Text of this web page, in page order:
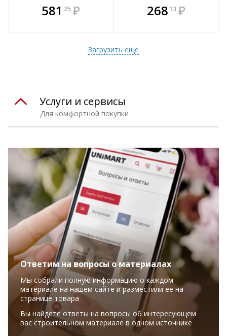
581 25 ₽
В комплекте
всегда выгоднее!
В комплекте
всегда выгоднее!
268 13 ₽
Загрузить еще
Для комфортной покупки
Услуги и сервисы
Ответим на вопросы о материалах
Мы собрали полную информацию о каждом
материале на нашем сайте и разместили ее на
странице товара
Вы найдете ответы на вопросы об интересующем
вас строительном материале в одном источнике